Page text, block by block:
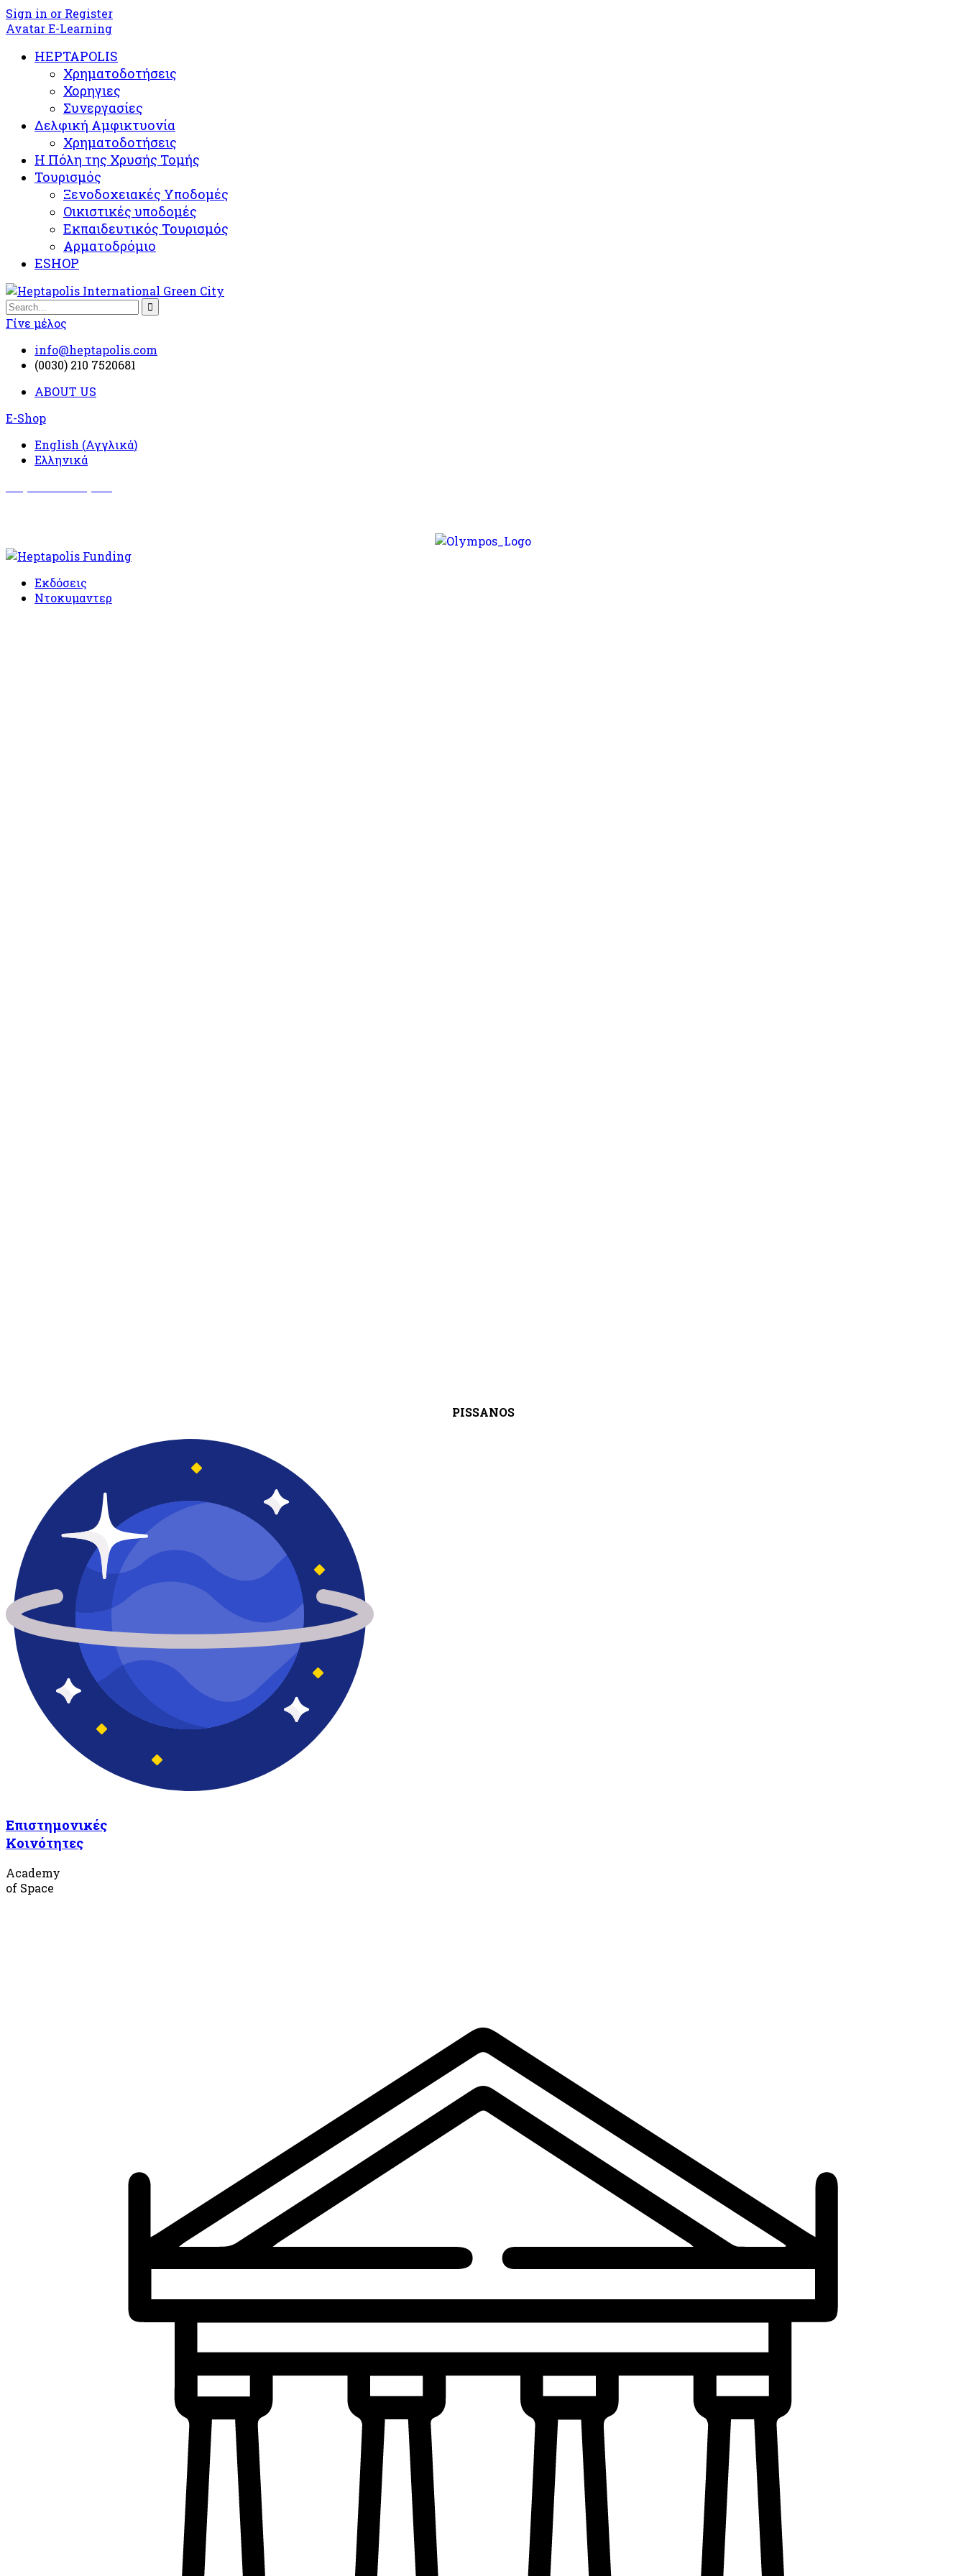
Sign in or Register
Avatar E-Learning
HEPTAPOLIS
Χρηματοδοτήσεις
Χορηγιες
Συνεργασίες
Δελφική Αμφικτυονία
Χρηματοδοτήσεις
Η Πόλη της Χρυσής Τομής
Τουρισμός
Ξενοδοχειακές Υποδομές​
Oικιστικές υποδομές
Εκπαιδευτικός Τουρισμός
Αρματοδρόμιο
ESHOP
Γίνε μέλος
info@heptapolis.com
(0030) 210 7520681
ABOUT US
E-Shop
English (Αγγλικά)
Ελληνικά
Εκδόσεις
Ντοκυμαντερ
PISSANOS
Επιστημονικές
Κοινότητες
Academy
of Space